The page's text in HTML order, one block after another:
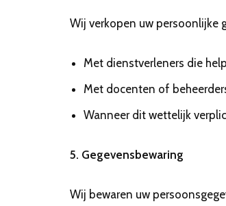
Wij verkopen uw persoonlijke
Met dienstverleners die
Met docenten of
Wanneer dit wettelijk
5. Gegevensbewaring
Wij bewaren uw